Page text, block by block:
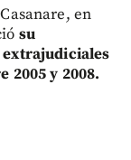
en
su
extrajudiciales
2005 y 2008.